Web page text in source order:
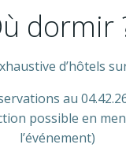
dormir
d’hôtels
au
possible en
l’événement)